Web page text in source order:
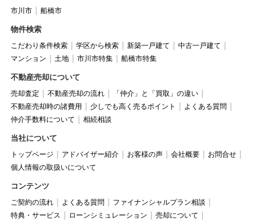
市川市 船橋市
物件検索
こだわり条件検索 学区から検索 新築一戸建て
中古一戸建て
マンション
土地 市川市特集 船橋市特集
不動産売却について
売却査定 不動産売却の流れ
「仲介」と「買取」の違い
不動産売却時の諸費用
少しでも高く売るポイント
よくある質問
仲介手数料について
相続相談
当社について
トップページ アドバイザー紹介 お客様の声 会社概要
お問合せ
個人情報の取扱いについて
コンテンツ
ご契約の流れ よくある質問
ファイナンシャルプラン相談
特典・サービス
ローンシミュレーション
売却について